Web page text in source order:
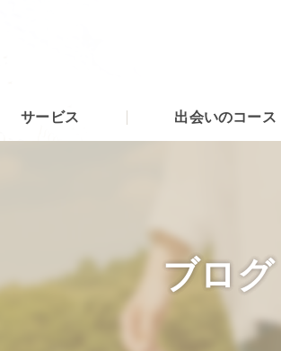
サービス 出会いのコース
ブログ